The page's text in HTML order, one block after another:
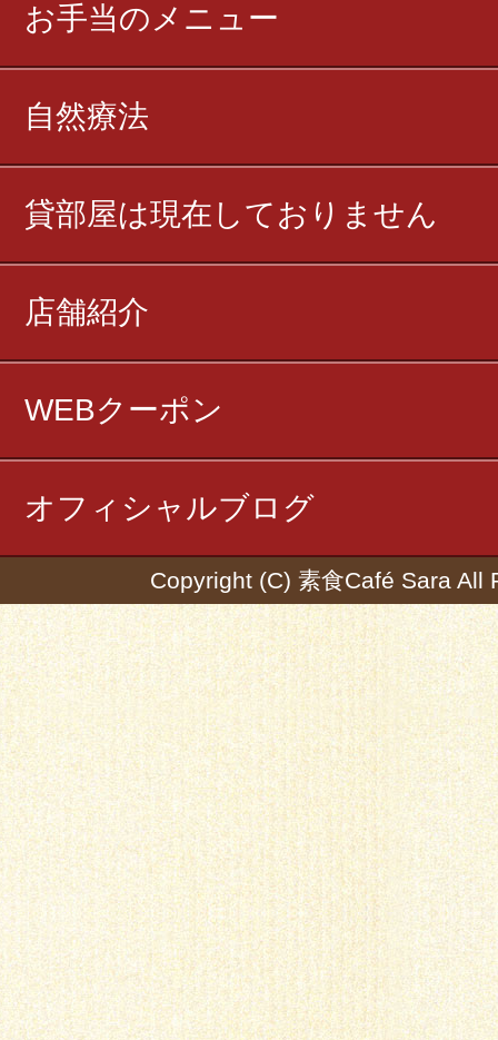
お手当のメニュー
自然療法
貸部屋は現在しておりません
店舗紹介
WEBクーポン
オフィシャルブログ
Copyright (C) 素食Café Sara All